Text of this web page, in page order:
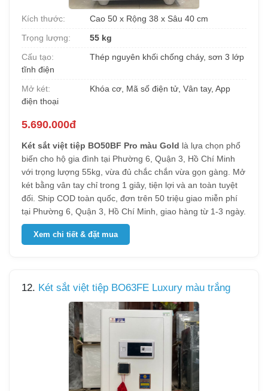
Kích thước:
Cao 50 x Rộng 38 x Sâu 40 cm
Trọng lượng:
55 kg
Cấu tạo:
Thép nguyên khối chống cháy, sơn 3 lớp
tĩnh điện
Mở két:
Khóa cơ, Mã số điện tử, Vân tay, App
điện thoại
5.690.000đ
Két sắt việt tiệp BO50BF Pro màu Gold là lựa chọn phổ
biến cho hộ gia đình tại Phường 6, Quận 3, Hồ Chí Minh
với trọng lượng 55kg, vừa đủ chắc chắn vừa gọn gàng. Mở
két bằng vân tay chỉ trong 1 giây, tiện lợi và an toàn tuyệt
đối. Ship COD toàn quốc, đơn trên 50 triệu giao miễn phí
tại Phường 6, Quận 3, Hồ Chí Minh, giao hàng từ 1-3 ngày.
Xem chi tiết & đặt mua
12. Két sắt việt tiệp BO63FE Luxury màu trắng